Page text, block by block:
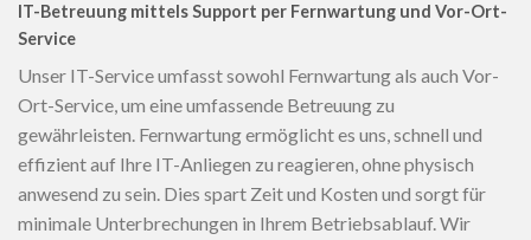
IT-Betreuung mittels Support per Fernwartung und Vor-Ort-
Service
Unser IT-Service umfasst sowohl Fernwartung als auch Vor-
Ort-Service, um eine umfassende Betreuung zu
gewährleisten. Fernwartung ermöglicht es uns, schnell und
effizient auf Ihre IT-Anliegen zu reagieren, ohne physisch
anwesend zu sein. Dies spart Zeit und Kosten und sorgt für
minimale Unterbrechungen in Ihrem Betriebsablauf. Wir